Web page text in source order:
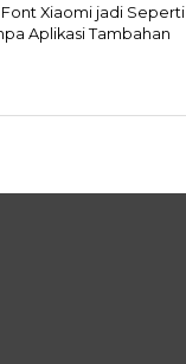
Font Xiaomi jadi Seperti
Aplikasi Tambahan